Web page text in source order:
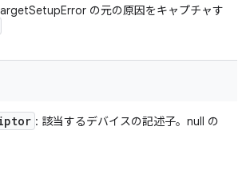
の元の原因をキャプチャす
: 該当するデバイスの記述子。null の